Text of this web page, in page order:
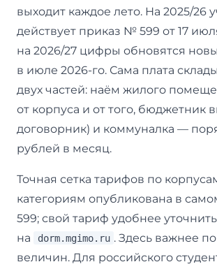
выходит каждое лето. На 2025/26
действует приказ № 599 от 17
на 2026/27 цифры обновятся
в июле 2026-го. Сама плата
двух частей: наём жилого
от корпуса и от того, бюджетник
договорник) и коммуналка —
рублей в месяц.
Точная сетка тарифов по
категориям опубликована в
599; свой тариф удобнее
на
dorm.mgimo.ru . Здесь важнее
величин. Для российского